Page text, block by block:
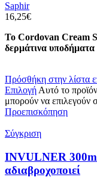
Saphir
16,25€
Το Cordovan Cream
δερμάτινα
Πρόσθήκη στην λίστα
Επιλογή Αυτό το
μπορούν να επιλεγούν
Προεπισκόπηση
Σύγκριση
INVULNER
αδιαβροχοποιεί